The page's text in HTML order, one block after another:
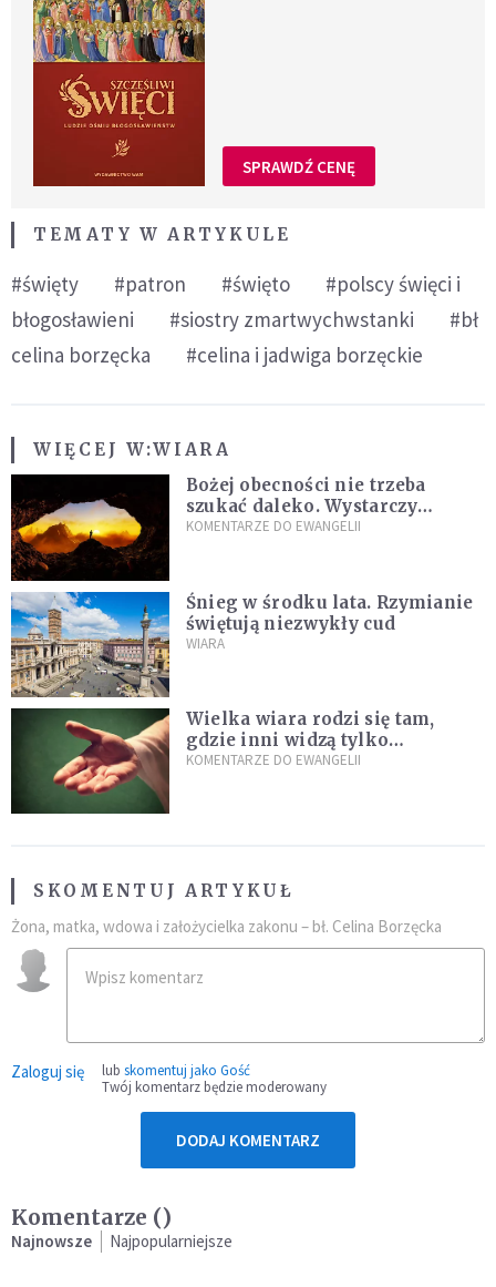
SPRAWDŹ CENĘ
TEMATY W ARTYKULE
#święty #patron #święto
#polscy święci i
błogosławieni
#siostry zmartwychwstanki
#bł
celina borzęcka
#celina i jadwiga borzęckie
WIĘCEJ W:WIARA
Bożej obecności nie trzeba
szukać daleko. Wystarczy
nauczyć się słuchać
KOMENTARZE DO EWANGELII
Śnieg w środku lata. Rzymianie
świętują niezwykły cud
WIARA
Wielka wiara rodzi się tam,
gdzie inni widzą tylko
przeszkody
KOMENTARZE DO EWANGELII
SKOMENTUJ ARTYKUŁ
Żona, matka, wdowa i założycielka zakonu – bł. Celina Borzęcka
Zaloguj się lub skomentuj jako Gość
Twój komentarz będzie moderowany
DODAJ KOMENTARZ
Komentarze ()
Najnowsze Najpopularniejsze